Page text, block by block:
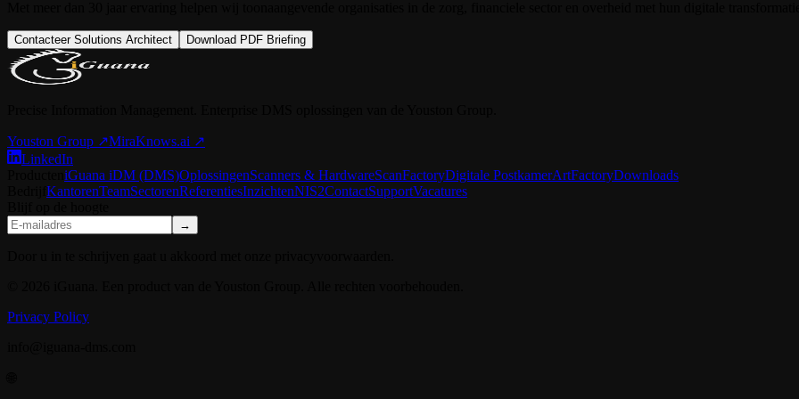
Contacteer Solutions Architect Download PDF Briefing
Youston Group ↗MiraKnows.ai ↗
LinkedIn
iGuana iDM (DMS)OplossingenScanners & HardwareScanFactoryDigitale PostkamerArtFactoryDownloads
KantorenTeamSectorenReferentiesInzichtenNIS2ContactSupportVacatures
→
Privacy Policy